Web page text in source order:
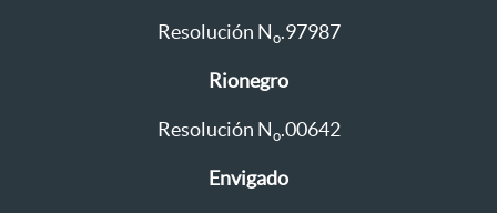
Resolución N o.97987
Rionegro
Resolución N o.00642
Envigado